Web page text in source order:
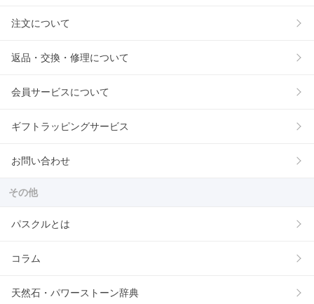
注文について
返品・交換・修理について
会員サービスについて
ギフトラッピングサービス
お問い合わせ
その他
パスクルとは
コラム
天然石・パワーストーン辞典